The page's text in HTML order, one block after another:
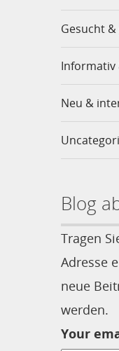
Gesucht
Informativ
Neu &
Blog
Tragen
Adresse
neue
werden.
Your